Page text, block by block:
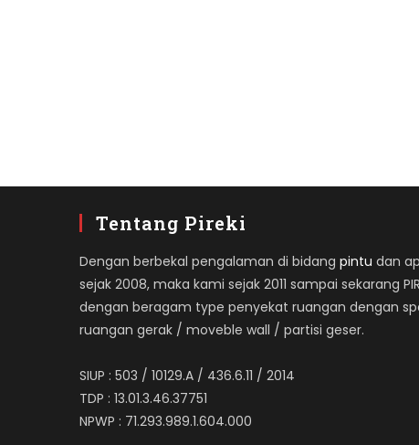
Tentang Pireki
Dengan berbekal pengalaman di bidang pintu dan
sejak 2008, maka kami sejak 2011 sampai sekarang
dengan beragam type penyekat ruangan dengan
ruangan gerak / moveble wall / partisi geser.
SIUP : 503 / 10129.A / 436.6.11 / 2014
TDP : 13.01.3.46.37751
NPWP : 71.293.989.1.604.000